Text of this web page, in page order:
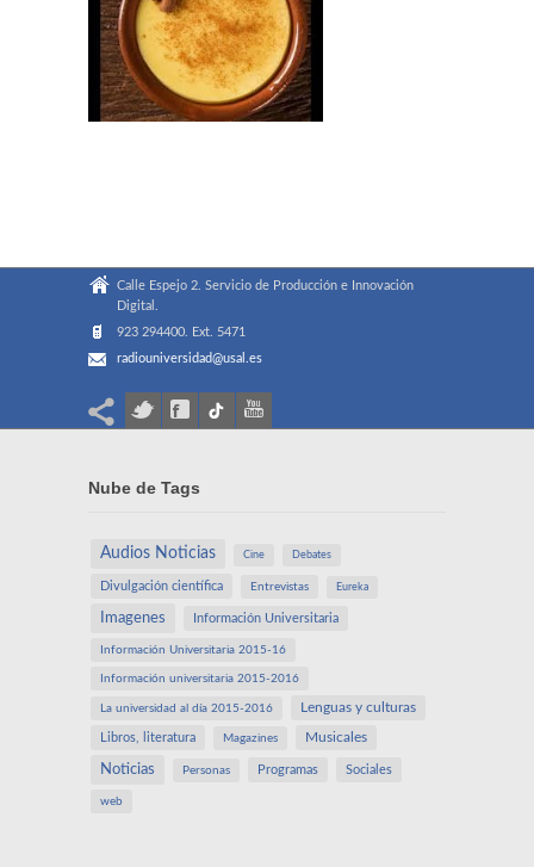
Calle Espejo 2. Servicio de Producción e Innovación
Digital.
923 294400. Ext. 5471
radiouniversidad@usal.es
Nube de Tags
Audios Noticias Cine Debates
Divulgación científica Entrevistas Eureka
Imagenes Información Universitaria
Información Universitaria 2015-16
Información universitaria 2015-2016
La universidad al día 2015-2016 Lenguas y culturas
Libros, literatura Magazines Musicales
Noticias Personas Programas Sociales
web